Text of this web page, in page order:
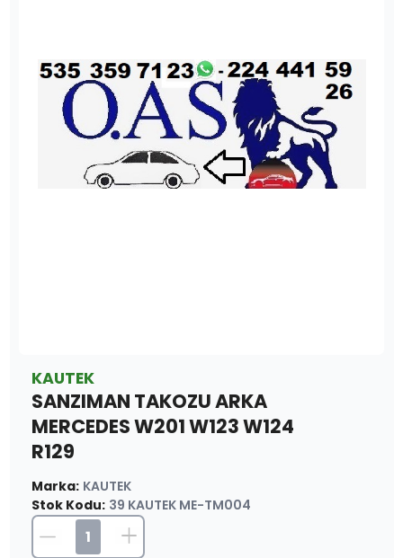
SANZIMAN TAKOZU ARKA
MERCEDES W201 W123 W124
R129
KAUTEK
Marka: KAUTEK
Stok Kodu: 39 KAUTEK ME-TM004